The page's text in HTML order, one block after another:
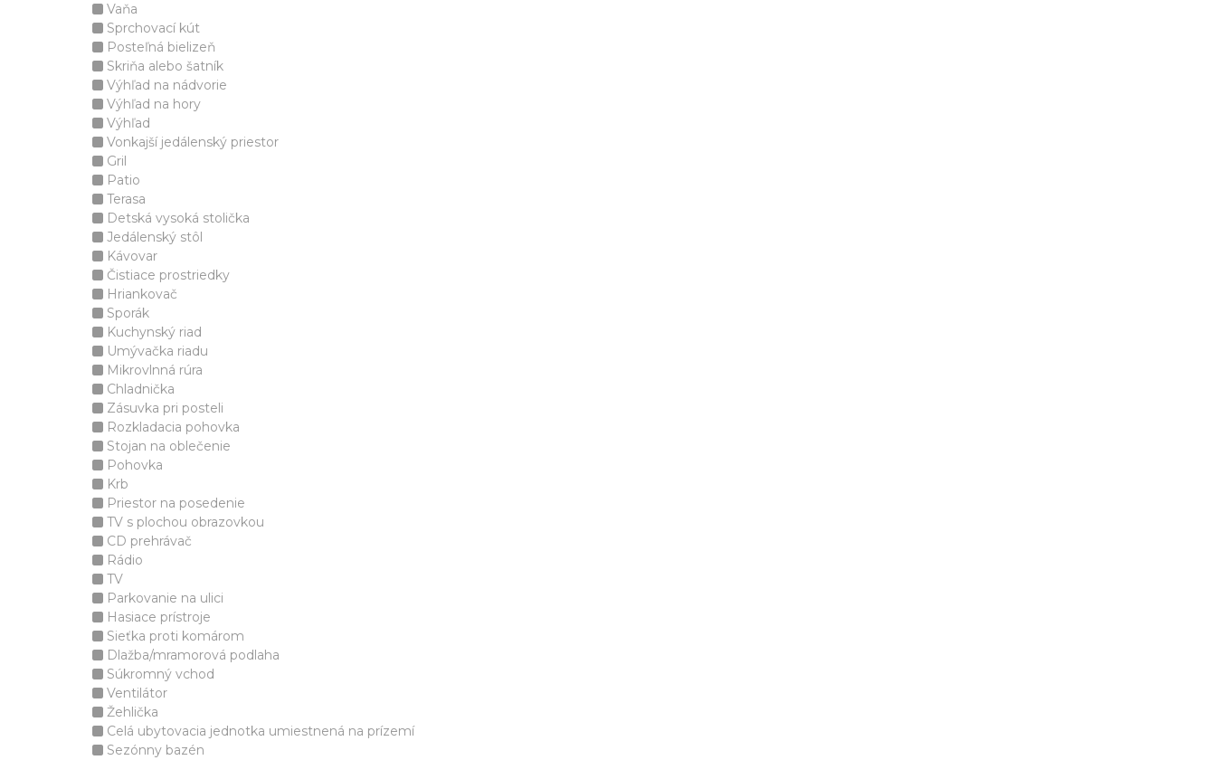
Vaňa
Sprchovací kút
Posteľná bielizeň
Skriňa alebo šatník
Výhľad na nádvorie
Výhľad na hory
Výhľad
Vonkajší jedálenský priestor
Gril
Patio
Terasa
Detská vysoká stolička
Jedálenský stôl
Kávovar
Čistiace prostriedky
Hriankovač
Sporák
Kuchynský riad
Umývačka riadu
Mikrovlnná rúra
Chladnička
Zásuvka pri posteli
Rozkladacia pohovka
Stojan na oblečenie
Pohovka
Krb
Priestor na posedenie
TV s plochou obrazovkou
CD prehrávač
Rádio
TV
Parkovanie na ulici
Hasiace prístroje
Sieťka proti komárom
Dlažba/mramorová podlaha
Súkromný vchod
Ventilátor
Žehlička
Celá ubytovacia jednotka umiestnená na prízemí
Sezónny bazén